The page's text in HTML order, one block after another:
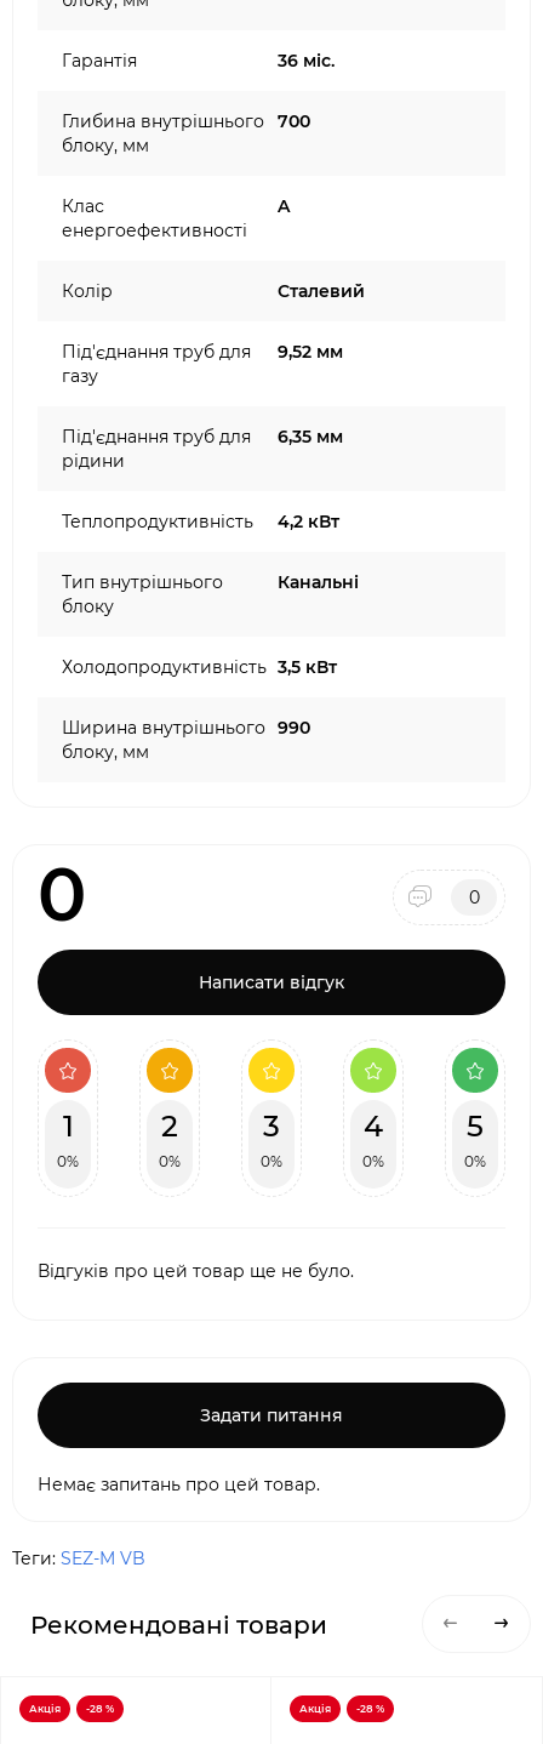
Гарантія 36 міс.
Глибина внутрішнього
блоку, мм
700
Клас
енергоефективності
A
Колір Сталевий
Під'єднання труб для
газу
9,52 мм
Під'єднання труб для
рідини
6,35 мм
Теплопродуктивність 4,2 кВт
Тип внутрішнього
блоку
Канальні
Холодопродуктивність 3,5 кВт
Ширина внутрішнього
блоку, мм
990
0 0
Написати відгук
1
0%
2
0%
3
0%
4
0%
5
0%
Відгуків про цей товар ще не було.
Задати питання
Немає запитань про цей товар.
Теги: SEZ-M VB
Рекомендовані товари
Акція -28 % Акція -28 %